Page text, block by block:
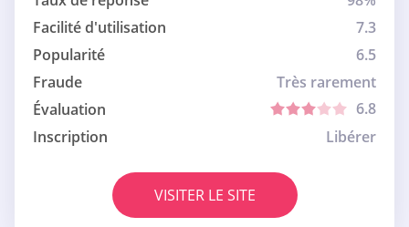
Facilité d'utilisation
7.3
Popularité
6.5
Fraude
Très rarement
Évaluation
6.8
Inscription
Libérer
VISITER LE SITE